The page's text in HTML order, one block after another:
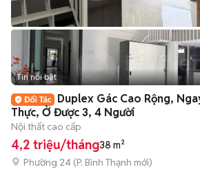
Tin nổi bật
Duplex Gác Cao Rộng,
Thực, Ở Được 3, 4 Người
Nội thất cao cấp
4,2 triệu/tháng38 m²
Phường 24 (P. Bình Thạnh mới)